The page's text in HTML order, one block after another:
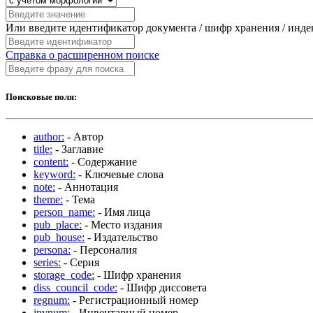
Или введите идентификатор документа / шифр хранения /
Справка о расширенном поиске
Поисковые поля:
author: - Автор
title: - Заглавие
content: - Содержание
keyword: - Ключевые слова
note: - Аннотация
theme: - Тема
person_name: - Имя лица
pub_place: - Место издания
pub_house: - Издательство
persona: - Персоналия
series: - Серия
storage_code: - Шифр хранения
diss_council_code: - Шифр диссовета
regnum: - Регистрационный номер